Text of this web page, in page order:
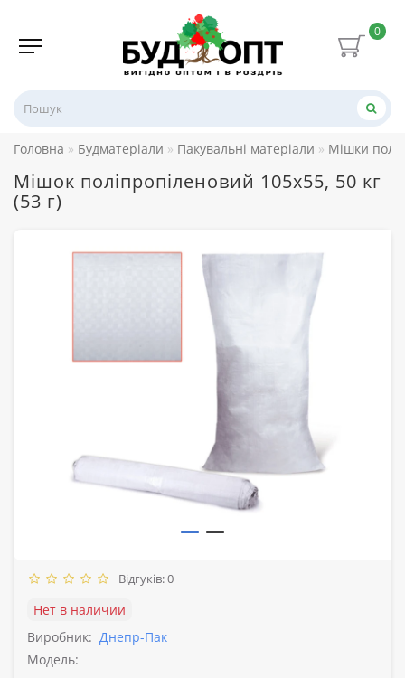
0
Головна Будматеріали Пакувальні матеріали Мішки
Мішок поліпропіленовий 105х55, 50 кг
(53 г)
Відгуків: 0
Нет в наличии
Виробник: Днепр-Пак
Модель: